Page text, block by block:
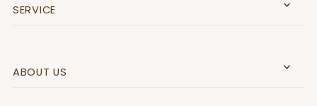
SERVICE
ABOUT US